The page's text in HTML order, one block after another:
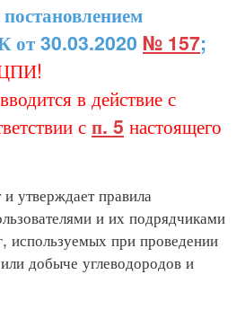
от 30.03.2020 № 157;
в действие с
с п. 5 настоящего
утверждает правила
и их подрядчиками
используемых при проведении
добыче углеводородов и